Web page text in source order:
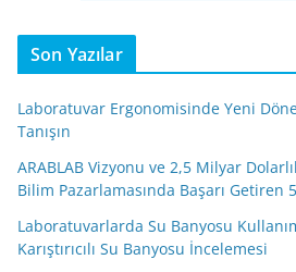
Son Yazılar
Laboratuvar Ergonomisinde Yeni
Tanışın
ARABLAB Vizyonu ve 2,5 Milyar
Bilim Pazarlamasında Başarı Getiren
Laboratuvarlarda Su Banyosu
Karıştırıcılı Su Banyosu İncelemesi